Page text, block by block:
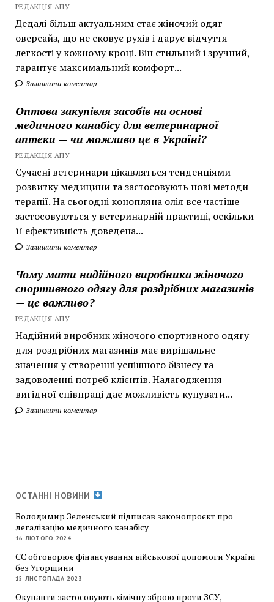
РЕДАКЦІЯ АПУ
Дедалі більш актуальним стає жіночий одяг
оверсайз, що не сковує рухів і дарує відчуття
легкості у кожному кроці. Він стильний і зручний,
гарантує максимальний комфорт...
Залишити коментар
Оптова закупівля засобів на основі
медичного канабісу для ветеринарної
аптеки — чи можливо це в Україні?
РЕДАКЦІЯ АПУ
Сучасні ветеринари цікавляться тенденціями
розвитку медицини та застосовують нові методи
терапії. На сьогодні конопляна олія все частіше
застосовуються у ветеринарній практиці, оскільки
її ефективність доведена...
Залишити коментар
Чому мати надійного виробника жіночого
спортивного одягу для роздрібних магазинів
— це важливо?
РЕДАКЦІЯ АПУ
Надійний виробник жіночого спортивного одягу
для роздрібних магазинів має вирішальне
значення у створенні успішного бізнесу та
задоволенні потреб клієнтів. Налагодження
вигідної співпраці дає можливість купувати...
Залишити коментар
ОСТАННІ НОВИНИ
Володимир Зеленський підписав законопроєкт про
легалізацію медичного канабісу
16 ЛЮТОГО 2024
ЄС обговорює фінансування військової допомоги Україні
без Угорщини
15 ЛИСТОПАДА 2023
Окупанти застосовують хімічну зброю проти ЗСУ, —